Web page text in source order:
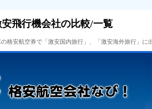
飛行機会社の比較/一覧
格安航空券で「激安国内旅行」、「激安海外旅行」に